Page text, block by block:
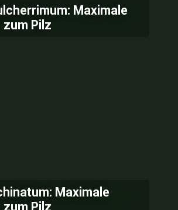
Maximale
Pilz
Maximale
Pilz